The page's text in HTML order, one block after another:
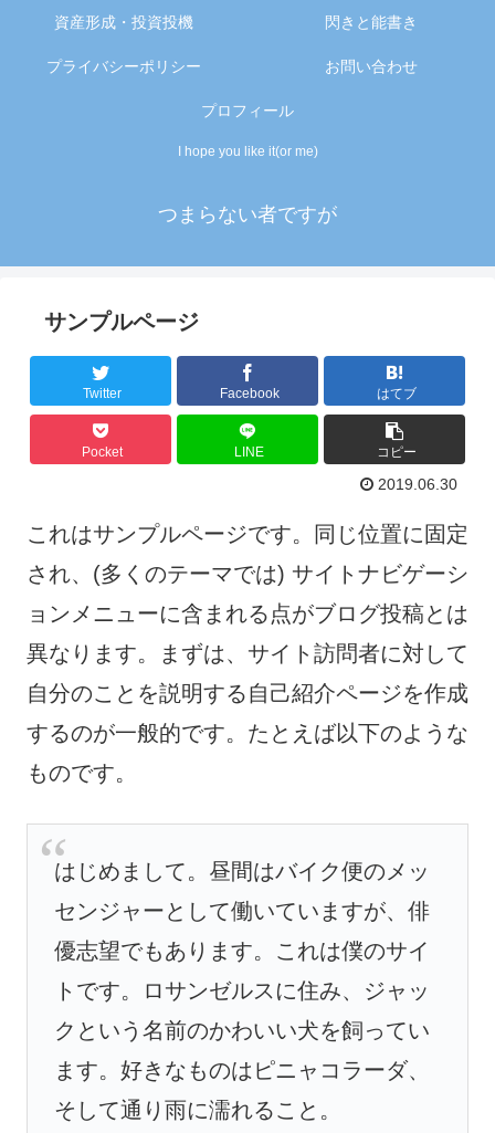
I hope you like it(or me)
つまらない者ですが
資産形成・投資投機 閃きと能書き
プライバシーポリシー お問い合わせ
プロフィール
サンプルページ
Twitter Facebook はてブ
Pocket LINE コピー
2019.06.30
これはサンプルページです。同じ位置に固定
され、(多くのテーマでは) サイトナビゲーシ
ョンメニューに含まれる点がブログ投稿とは
異なります。まずは、サイト訪問者に対して
自分のことを説明する自己紹介ページを作成
するのが一般的です。たとえば以下のような
ものです。
はじめまして。昼間はバイク便のメッ
センジャーとして働いていますが、俳
優志望でもあります。これは僕のサイ
トです。ロサンゼルスに住み、ジャッ
クという名前のかわいい犬を飼ってい
ます。好きなものはピニャコラーダ、
そして通り雨に濡れること。